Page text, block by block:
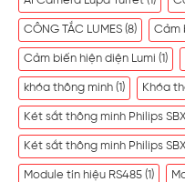
CÔNG TẮC LUMES (8) Cảm
Cảm biến hiện diện Lumi (1)
khóa thông minh (1) Khóa
Két sắt thông minh Philips
Két sắt thông minh Philips
Module tín hiệu RS485 (1)